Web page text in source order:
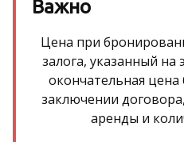
Важно
Цена при
залога, указанный на
окончательная цена
заключении
аренды и